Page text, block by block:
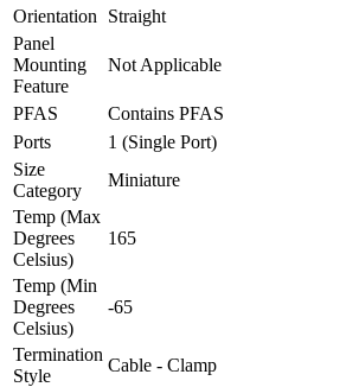
Orientation
Straight
Panel
Mounting
Feature
Not Applicable
PFAS
Contains PFAS
Ports
1 (Single Port)
Size
Category
Miniature
Temp (Max
Degrees
Celsius)
165
Temp (Min
Degrees
Celsius)
-65
Termination
Style
Cable - Clamp